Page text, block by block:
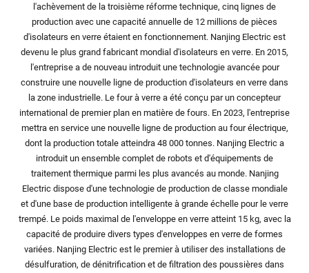
l'achèvement de la troisième réforme technique, cinq lignes de
production avec une capacité annuelle de 12 millions de pièces
d'isolateurs en verre étaient en fonctionnement. Nanjing Electric est
devenu le plus grand fabricant mondial d'isolateurs en verre. En 2015,
l'entreprise a de nouveau introduit une technologie avancée pour
construire une nouvelle ligne de production d'isolateurs en verre dans
la zone industrielle. Le four à verre a été conçu par un concepteur
international de premier plan en matière de fours. En 2023, l'entreprise
mettra en service une nouvelle ligne de production au four électrique,
dont la production totale atteindra 48 000 tonnes. Nanjing Electric a
introduit un ensemble complet de robots et d'équipements de
traitement thermique parmi les plus avancés au monde. Nanjing
Electric dispose d'une technologie de production de classe mondiale
et d'une base de production intelligente à grande échelle pour le verre
trempé. Le poids maximal de l'enveloppe en verre atteint 15 kg, avec la
capacité de produire divers types d'enveloppes en verre de formes
variées. Nanjing Electric est le premier à utiliser des installations de
désulfuration, de dénitrification et de filtration des poussières dans